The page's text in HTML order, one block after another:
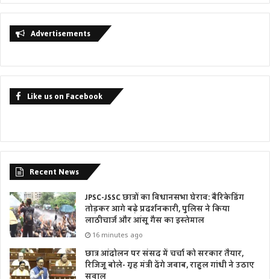
Advertisements
Like us on Facebook
Recent News
JPSC-JSSC छात्रों का विधानसभा घेराव: बैरिकेडिंग
तोड़कर आगे बढ़े प्रदर्शनकारी, पुलिस ने किया
लाठीचार्ज और आंसू गैस का इस्तेमाल
16 minutes ago
छात्र आंदोलन पर संसद में चर्चा को सरकार तैयार,
रिजिजू बोले- गृह मंत्री देंगे जवाब, राहुल गांधी ने उठाए